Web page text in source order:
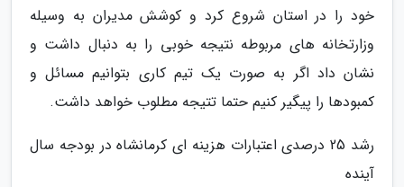
خود را در استان شروع کرد و کوشش مدیران به وسیله
وزارتخانه های مربوطه نتیجه خوبی را به دنبال داشت و
نشان داد اگر به صورت یک تیم کاری بتوانیم مسائل و
کمبودها را پیگیر کنیم حتما تتیجه مطلوب خواهد داشت.
رشد 25 درصدی اعتبارات هزینه ای کرمانشاه در بودجه سال
آینده